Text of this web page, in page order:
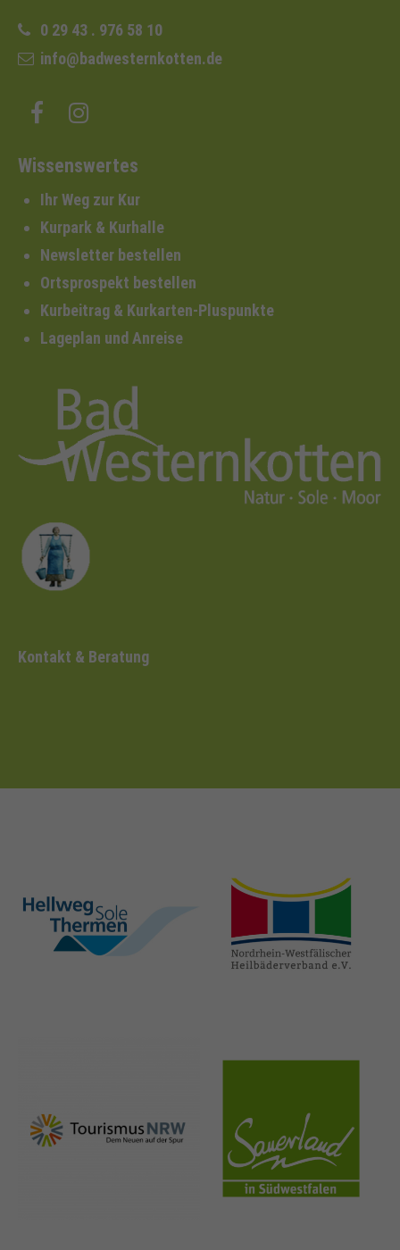
0 29 43 . 976 58 10
info@badwesternkotten.de
Wissenswertes
Ihr Weg zur Kur
Kurpark & Kurhalle
Newsletter bestellen
Ortsprospekt bestellen
Kurbeitrag & Kurkarten-Pluspunkte
Lageplan und Anreise
Kontakt & Beratung
hellweg-sole-
thermen.de
heilbaeder.de
nrw-
tourismus.de
sauerland.co
m